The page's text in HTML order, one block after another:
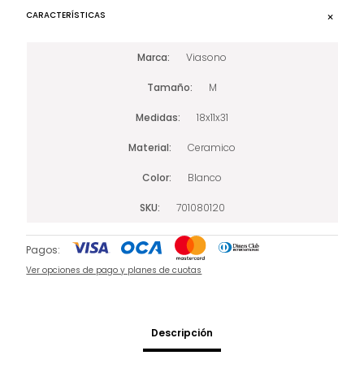
CARACTERÍSTICAS
Marca Viasono
Tamaño M
Medidas 18x11x31
Material Ceramico
Color Blanco
SKU 701080120
Pagos:
Ver opciones de pago y planes de cuotas
Descripción